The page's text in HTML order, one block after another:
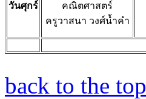
วันศุกร์
คณิตศาสตร์
ครูวาสนา วงศ์น้ำคำ
back to the top